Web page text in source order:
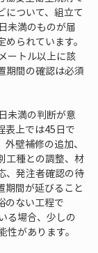
について、組立て
未満のものが届
られています。
ートル以上に該
期間の確認は必須
未満の判断が意
表上では45日で
壁補修の追加、
工種との調整、材
、発注者確認の待
期間が延びること
のない工程で
る場合、少しの
があります。